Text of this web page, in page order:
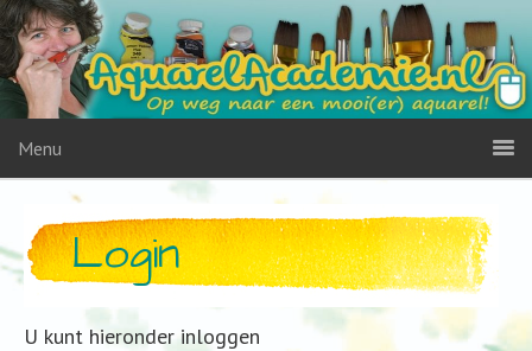
Menu
Login
U kunt hieronder inloggen